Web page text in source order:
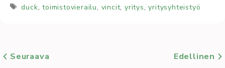
Avainsanat
duck,toimistovierailu, vincit,yritys,yritysyhteistyö
Seuraava Edellinen